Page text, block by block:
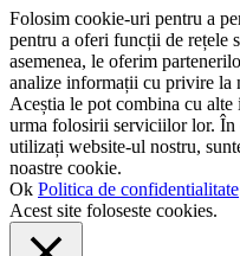
Folosim cookie-uri pentru a
pentru a oferi funcții de rețele
asemenea, le oferim
analize informații cu privire la
Aceștia le pot combina cu
urma folosirii serviciilor lor. În
utilizați website-ul nostru,
noastre cookie.
Ok Politica de confidentialitate
Acest site foloseste cookies.